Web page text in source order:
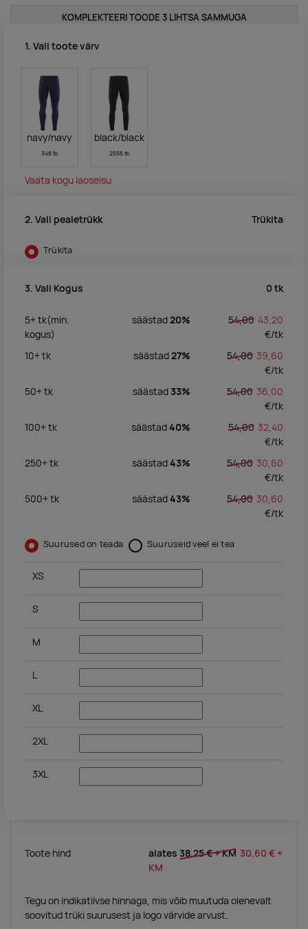
KOMPLEKTEERI TOODE 3 LIHTSA SAMMUGA
1. Vali toote värv
navy/navy
348 tk
black/black
2555 tk
Vaata kogu laoseisu
2. Vali pealetrükk Trükita
Trükita
3. Vali Kogus 0 tk
5+tk(min.
kogus)
säästad20% 54,00 43,20
€/tk
10+tk säästad27% 54,00 39,60
€/tk
50+tk säästad 33% 54,00 36,00
€/tk
100+tk säästad40% 54,00 32,40
€/tk
250+tk säästad43% 54,00 30,60
€/tk
500+tk säästad43% 54,00 30,60
€/tk
Suurused on teada Suuruseid veel ei tea
XS
S
M
L
XL
2XL
3XL
Toote hind alates 38,25 €+ KM 30,60 € +
KM
Tegu on indikatiivse hinnaga, mis võib muutuda olenevalt
soovitud trüki suurusest ja logo värvide arvust.